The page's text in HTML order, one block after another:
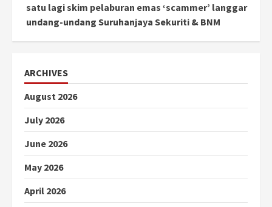
satu lagi skim pelaburan emas ‘scammer’ langgar
undang-undang Suruhanjaya Sekuriti & BNM
ARCHIVES
August 2026
July 2026
June 2026
May 2026
April 2026